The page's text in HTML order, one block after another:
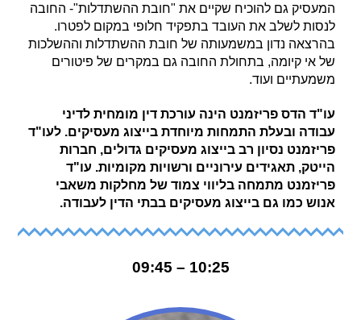
המעסיק גם להוכיח שקיים את "חובת ההשתדלות"- החובה
לנסות לשלב את העובד בתפקיד חלופי במקום לפטרו.
בהרצאה נדון במשמעותה של חובת ההשתדלות וההשלכות
של אי קיומה, בתחולת החובה גם במקרים של פיטורים
משמעתיים ועוד.
עו"ד הדס פריזמנט הינה עורכת דין מומחית לדיני
עבודה ובעלת התמחות מיוחדת בייצוג מעסיקים. לעו"ד
פריזמנט נסיון רב בייצוג מעסיקים גדולים, חברות
הייטק, תאגידים עירוניים ורשויות מקומיות. עו"ד
פריזמנט מתמחה בליווי צמוד של מחלקות משאבי
אנוש כמו גם בייצוג מעסיקים בבתי הדין לעבודה.
10:25 – 09:45